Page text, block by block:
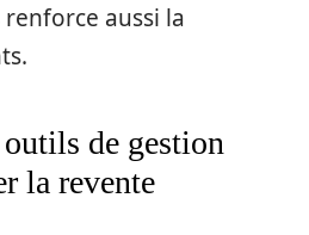
aussi la
de gestion
la revente